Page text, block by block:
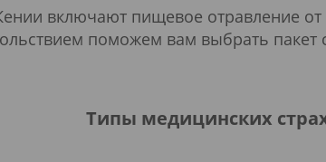
включают пищевое отравление
поможем вам выбрать пакет
Типы медицинских